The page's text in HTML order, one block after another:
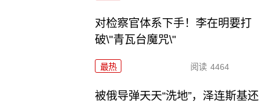
对检察官体系下手！李在明要打
破\"青瓦台魔咒\"
最热 阅读 4464
被俄导弹天天“洗地”，泽连斯基还